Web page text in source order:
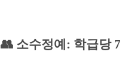
👥 소수정예 : 학급당 7